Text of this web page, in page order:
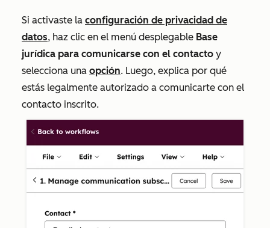
Si activaste la configuración de privacidad de
datos, haz clic en el menú desplegable Base
jurídica para comunicarse con el contacto y
selecciona una opción. Luego, explica por qué
estás legalmente autorizado a comunicarte con el
contacto inscrito.